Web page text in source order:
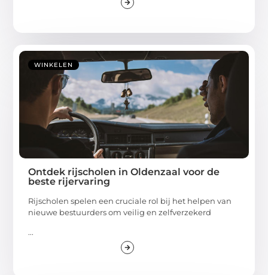
WINKELEN
Ontdek rijscholen in Oldenzaal voor de
beste rijervaring
Rijscholen spelen een cruciale rol bij het helpen van
nieuwe bestuurders om veilig en zelfverzekerd
...